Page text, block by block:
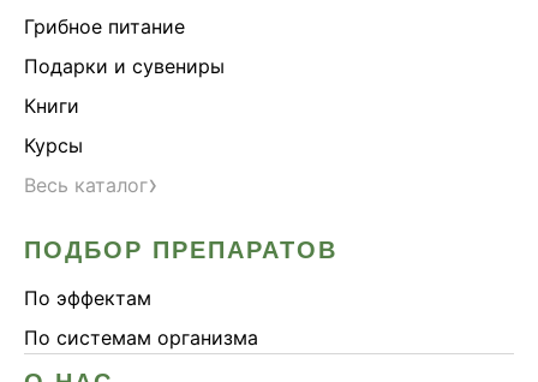
Грибное питание
Подарки и сувениры
Книги
Курсы
Весь каталог›
ПОДБОР ПРЕПАРАТОВ
По эффектам
По системам организма